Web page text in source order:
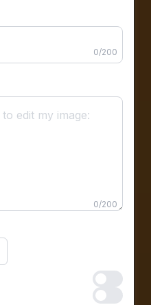
0/200
0/200
Kein
Privat